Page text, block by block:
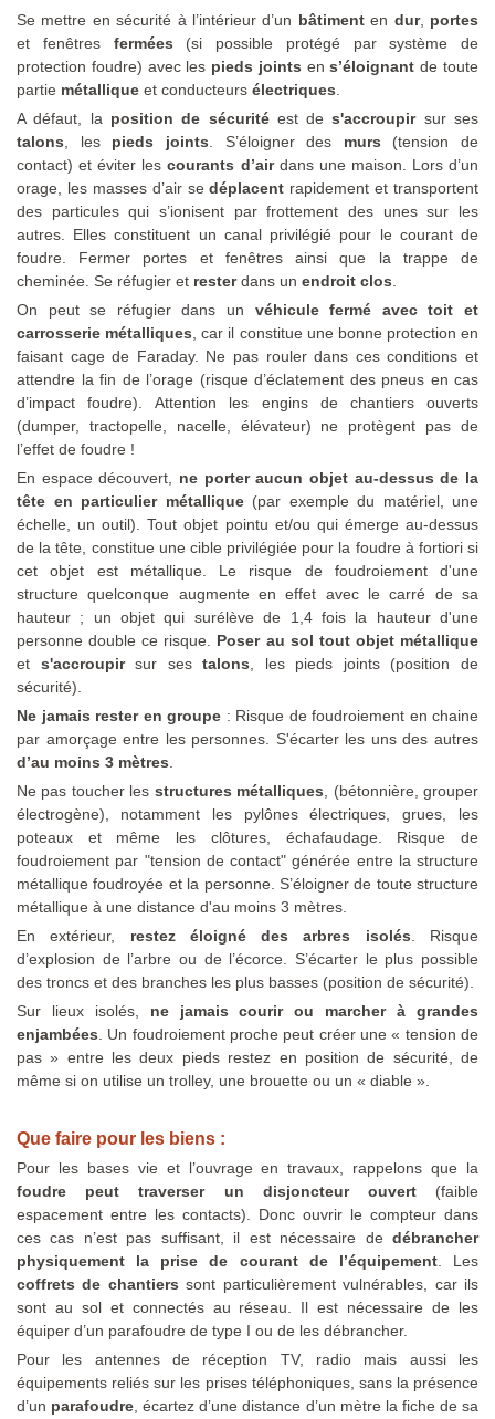
Se mettre en sécurité à l’intérieur d’un bâtimenten dur, portes
et fenêtres fermées (si possible protégé par système de
protection foudre) avec les pieds joints ens’éloignant de toute
partie métallique et conducteurs électriques.
A défaut, la position de sécuritéest des'accroupirsur ses
talons, les pieds joints. S’éloigner des murs (tension de
contact) et éviter lescourants d’airdans une maison. Lors d’un
orage, les masses d’air sedéplacent rapidement et transportent
des particules qui s’ionisent par frottement des unes sur les
autres. Elles constituent un canal privilégié pour le courant de
foudre. Fermer portes et fenêtres ainsi que la trappe de
cheminée. Se réfugier et resterdans un endroit clos.
On peut se réfugier dans un véhicule fermé avec toit et
carrosserie métalliques, car il constitue une bonne protection en
faisant cage de Faraday. Ne pas rouler dans ces conditions et
attendre la fin de l’orage (risque d’éclatement des pneus en cas
d’impact foudre). Attention les engins de chantiers ouverts
(dumper, tractopelle, nacelle, élévateur) ne protègent pas de
l’effet de foudre !
En espace découvert, ne porter aucun objet au-dessus de la
tête en particulier métallique (par exemple du matériel, une
échelle, un outil). Tout objet pointu et/ou qui émerge au-dessus
de la tête, constitue une cible privilégiée pour la foudre à fortiori si
cet objet est métallique. Le risque de foudroiement d'une
structure quelconque augmente en effet avec le carré de sa
hauteur ; un objet qui surélève de 1,4 fois la hauteur d'une
personne double ce risque. Poser au sol tout objet métallique
et s'accroupirsur sestalons, les pieds joints (position de
sécurité).
Ne jamais rester en groupe : Risque de foudroiement en chaine
par amorçage entre les personnes. S'écarter les uns des autres
d’au moins 3 mètres.
Ne pas toucher les structures métalliques, (bétonnière, grouper
électrogène),
notamment les pylônes électriques, grues, les
poteaux et même les clôtures, échafaudage. Risque de
foudroiement par "tension de contact" générée entre la structure
métallique foudroyée et la personne. S’éloigner de toute structure
métallique à une distance d'au moins 3 mètres.
En extérieur, restez éloigné des arbres isolés. Risque
d’explosion de l’arbre ou de l’écorce. S’écarter le plus possible
des troncs et des branches les plus basses (position de sécurité).
Sur lieux isolés, ne jamais courir ou marcher à grandes
enjambées. Un foudroiement proche peut créer une « tension de
pas » entre les deux pieds restez en position de sécurité, de
même si on utilise un trolley, une brouette ou un « diable ».
Que faire pour les biens :
Pour les bases vie et l’ouvrage en travaux, rappelons que la
foudre peut traverser un disjoncteur ouvert (faible
espacement entre les contacts). Donc ouvrir le compteur dans
ces cas n’est pas suffisant, il est nécessaire de débrancher
physiquement la prise de courant de l’équipement. Les
coffrets de chantiers sont particulièrement vulnérables, car ils
sont au sol et connectés au réseau. Il est nécessaire de les
équiper d’un parafoudre de type I ou de les débrancher.
Pour les antennes de réception TV, radio mais aussi les
équipements reliés sur les prises téléphoniques, sans la présence
d’un parafoudre, écartez d’une distance d’un mètre la fiche de sa